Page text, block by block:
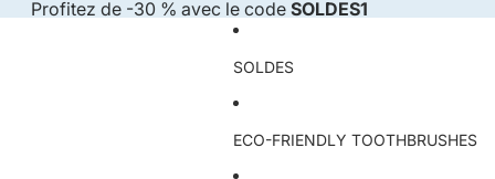
Profitez de -30 % avec le code SOLDES1
SOLDES
ECO-FRIENDLY TOOTHBRUSHES